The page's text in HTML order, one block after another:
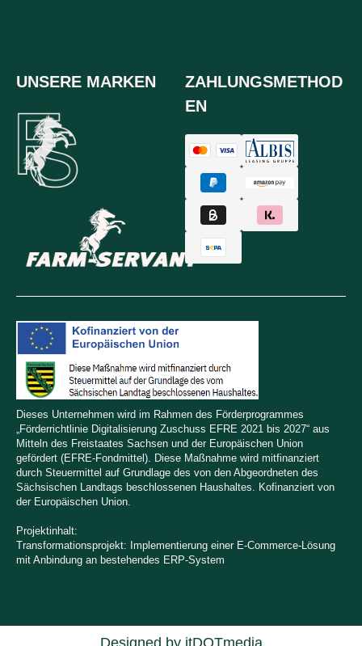
UNSERE MARKEN
ZAHLUNGSMETHOD
EN
Dieses Unternehmen wird im Rahmen des Förderprogrammes
„Förderrichtlinie Digitalisierung Zuschuss EFRE 2021 bis 2027“ aus
Mitteln des Freistaates Sachsen und der Europäischen Union
gefördert (EFRE-Fondmittel). Diese Maßnahme wird mitfinanziert
durch Steuermittel auf Grundlage des von den Abgeordneten des
Sächsischen Landtags beschlossenen Haushaltes. Kofinanziert von
der Europäischen Union.
Projektinhalt:
Transformationsprojekt: Implementierung einer E-Commerce-Lösung
mit Anbindung an bestehendes ERP-System